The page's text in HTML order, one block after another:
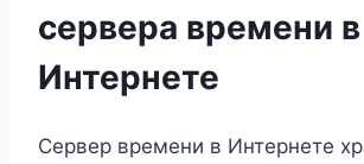
сервера времени в
Интернете
Сервер времени в Интернете